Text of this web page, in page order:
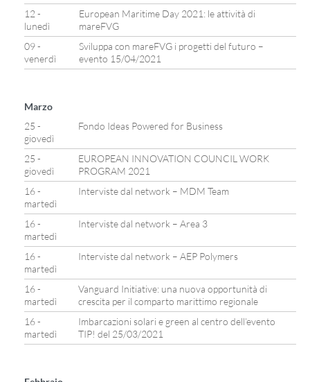
12 -
lunedì
European Maritime Day 2021: le attività di
mareFVG
09 -
venerdì
Sviluppa con mareFVG i progetti del futuro –
evento 15/04/2021
Marzo
25 -
giovedì
Fondo Ideas Powered for Business
25 -
giovedì
EUROPEAN INNOVATION COUNCIL WORK
PROGRAM 2021
16 -
martedì
Interviste dal network – MDM Team
16 -
martedì
Interviste dal network – Area 3
16 -
martedì
Interviste dal network – AEP Polymers
16 -
martedì
Vanguard Initiative: una nuova opportunità di
crescita per il comparto marittimo regionale
16 -
martedì
Imbarcazioni solari e green al centro dell’evento
TIP! del 25/03/2021